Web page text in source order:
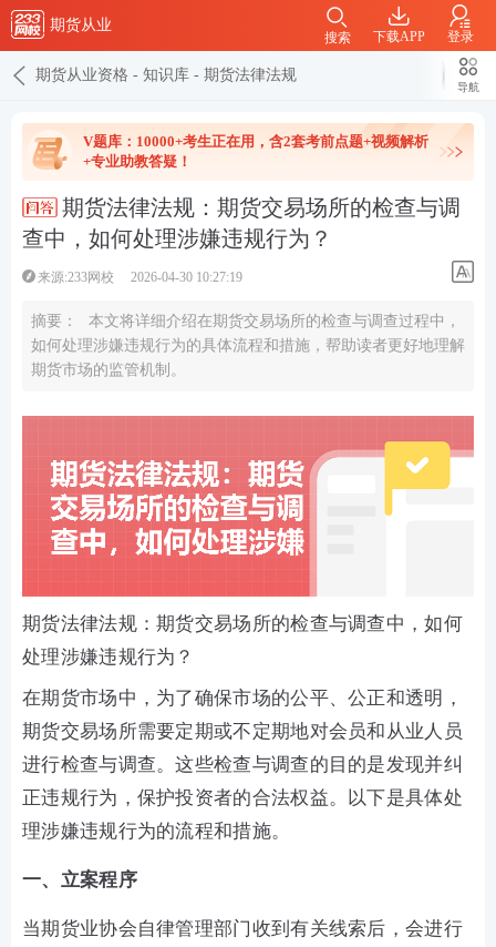
期货从业
下载APP 登录
搜索
期货从业资格 - 知识库 - 期货法律法规
导航
V题库：10000+考生正在用，含2套考前点题+视频解析
+专业助教答疑！
期货法律法规：期货交易场所的检查与调
查中，如何处理涉嫌违规行为？
来源:233网校 2026-04-30 10:27:19
摘要：
本文将详细介绍在期货交易场所的检查与调查过程中，
如何处理涉嫌违规行为的具体流程和措施，帮助读者更好地理解
期货市场的监管机制。
期货法律法规：期货交易场所的检查与调查中，如何
处理涉嫌违规行为？
在期货市场中，为了确保市场的公平、公正和透明，
期货交易场所需要定期或不定期地对会员和从业人员
进行检查与调查。这些检查与调查的目的是发现并纠
正违规行为，保护投资者的合法权益。以下是具体处
理涉嫌违规行为的流程和措施。
一、立案程序
当期货业协会自律管理部门收到有关线索后，会进行